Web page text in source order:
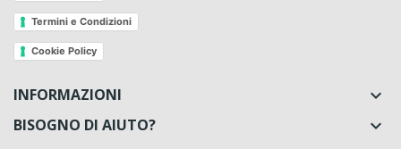
Termini e Condizioni
Cookie Policy
INFORMAZIONI 
BISOGNO DI AIUTO? 